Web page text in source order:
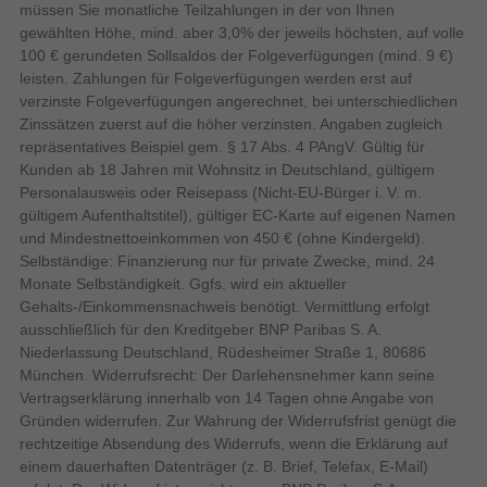
alternative Tastatur nutzen.
55A400U erweist sich als vielseitige Multimedia-Zentrale, die
durch eine starke Bildleistung und eine moderne
Benutzeroberfläche überzeugt. Dank der stabilen WLAN-
Standards nach Wi-Fi 5 läuft das Streaming von
hochauflösenden Inhalten stabil und zuverlässig im heimischen
Netzwerk.
TCL A400 55A400U. Bildschirmdiagonale: 139,7 cm (55"),
Display-Auflösung: 3840 x 2160 Pixel, HD-Typ: 4K Ultra HD,
Bildschirmtechnologie: QD-Mini LED, Bildschirmform: Flach,
LED-Hintergrundbeleuchtungstyp: QD-Mini LED. Smart-TV.
Motion Interpolation Technologie: PPI (Picture Performance
Index) 4200, Helligkeit: 2500 cd/m², Reaktionszeit: 5,7 ms,
Natives Seitenverhältnis: 16:9. Digitales Signalformatsystem:
DVB-C, DVB-S2, DVB-T2. WLAN, Ethernet/LAN. Produktfarbe:
Schwarz
Anzahl RF Anschlüsse 1
Stromeingang
Anzahl DVI-D-Anschlüsse 0
Optischer Audio-Digitalausgang
HDCP
Anzahl HDMI-Anschlüsse 4
Anzahl Ethernet-LAN-
Anschlüsse (RJ-45)
Anzahl USB 2.0 Anschlüsse 0
Anzahl VGA (D-Sub)
Anschlüsse
0
Audio Return Channel (ARC)
Auto Lautstärkeregler
Anzahl der Lautsprecher 2
müssen Sie monatliche Teilzahlungen in der von Ihnen
gewählten Höhe, mind. aber 3,0% der jeweils höchsten, auf volle
100 € gerundeten Sollsaldos der Folgeverfügungen (mind. 9 €)
leisten. Zahlungen für Folgeverfügungen werden erst auf
verzinste Folgeverfügungen angerechnet, bei unterschiedlichen
Zinssätzen zuerst auf die höher verzinsten. Angaben zugleich
repräsentatives Beispiel gem. § 17 Abs. 4 PAngV. Gültig für
Kunden ab 18 Jahren mit Wohnsitz in Deutschland, gültigem
Personalausweis oder Reisepass (Nicht-EU-Bürger i. V. m.
gültigem Aufenthaltstitel), gültiger EC-Karte auf eigenen Namen
und Mindestnettoeinkommen von 450 € (ohne Kindergeld).
Selbständige: Finanzierung nur für private Zwecke, mind. 24
Monate Selbständigkeit. Ggfs. wird ein aktueller
Gehalts-/Einkommensnachweis benötigt. Vermittlung erfolgt
ausschließlich für den Kreditgeber BNP Paribas S. A.
Niederlassung Deutschland, Rüdesheimer Straße 1, 80686
München. Widerrufsrecht: Der Darlehensnehmer kann seine
Vertragserklärung innerhalb von 14 Tagen ohne Angabe von
Gründen widerrufen. Zur Wahrung der Widerrufsfrist genügt die
rechtzeitige Absendung des Widerrufs, wenn die Erklärung auf
einem dauerhaften Datenträger (z. B. Brief, Telefax, E-Mail)